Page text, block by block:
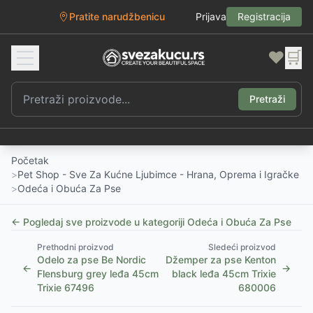
Pratite narudžbenicu Prijava Registracija
❤️ 🛒
Pretraži
Početak
>Pet Shop - Sve Za Kućne Ljubimce - Hrana, Oprema i Igračke
>Odeća i Obuća Za Pse
← Pogledaj sve proizvode u kategoriji Odeća i Obuća Za Pse
←
Prethodni proizvod
Odelo za pse Be Nordic
Flensburg grey leđa 45cm
Trixie 67496
Sledeći proizvod
Džemper za pse Kenton
black leđa 45cm Trixie
680006
→